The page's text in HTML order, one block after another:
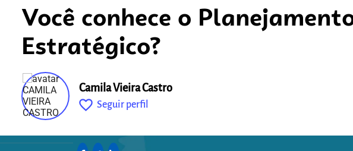
Você conhece o
Estratégico?
Camila Vieira Castro
favorite_outline Seguir perfil